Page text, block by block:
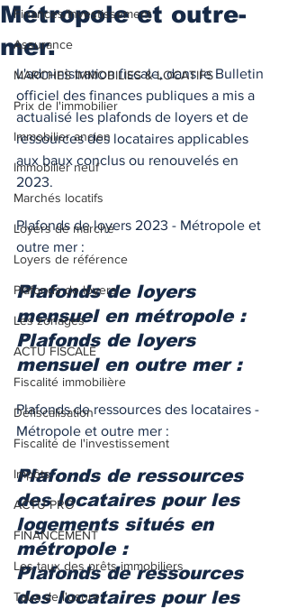
Finances/Investissement
Assurance
MARCHES IMMOBILIES & LOCATIFS
Prix de l'immobilier
Immobilier ancien
Immobilier neuf
Marchés locatifs
Loyers de marché
Loyers de référence
Plafonds de loyers
Les zonages
ACTU FISCALE
Fiscalité immobilière
Défiscalisation
Fiscalité de l'investissement
Impôts
ACTU PRO
FINANCEMENT
Les taux des prêts immobiliers
Taux de l'usure
Métropole et outre-
mer.
L'administration fiscale, dans le Bulletin
officiel des finances publiques a mis a
actualisé les plafonds de loyers et de
ressources des locataires applicables
aux baux conclus ou renouvelés en
2023.
Plafonds de loyers 2023 - Métropole et
outre mer :
Plafonds de loyers
mensuel en métropole :
Plafonds de loyers
mensuel en outre mer :
Plafonds de ressources des locataires -
Métropole et outre mer :
Plafonds de ressources
des locataires pour les
logements situés en
métropole :
Plafonds de ressources
des locataires pour les